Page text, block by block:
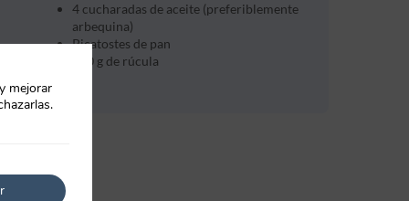
4 cucharadas de aceite (preferiblemente
arbequina)
Picatostes de pan
100 g de rúcula
mejorar